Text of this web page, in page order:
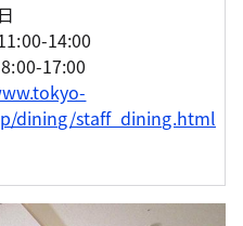
14:00
17:00
dining/staff_dining.html